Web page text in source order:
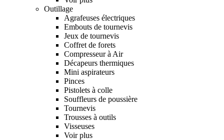
Outillage
Agrafeuses électriques
Embouts de tournevis
Jeux de tournevis
Coffret de forets
Compresseur à Air
Décapeurs thermiques
Mini aspirateurs
Pinces
Pistolets à colle
Souffleurs de poussière
Tournevis
Trousses à outils
Visseuses
Voir plus